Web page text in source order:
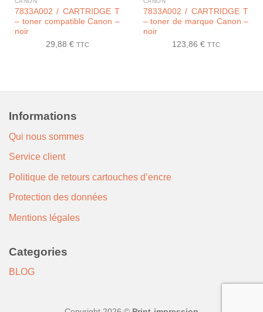
7833A002 / CARTRIDGE T
– toner compatible Canon –
noir
29,88 € TTC
7833A002 / CARTRIDGE T
– toner de marque Canon –
noir
123,86 € TTC
Informations
Qui nous sommes
Service client
Politique de retours cartouches d’encre
Protection des données
Mentions légales
Categories
BLOG